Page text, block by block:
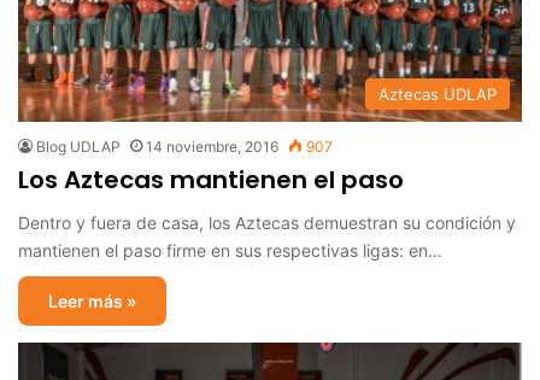
Aztecas UDLAP
Blog UDLAP 14 noviembre, 2016 907
Los Aztecas mantienen el paso
Dentro y fuera de casa, los Aztecas demuestran su condición y
mantienen el paso firme en sus respectivas ligas: en…
Leer más »